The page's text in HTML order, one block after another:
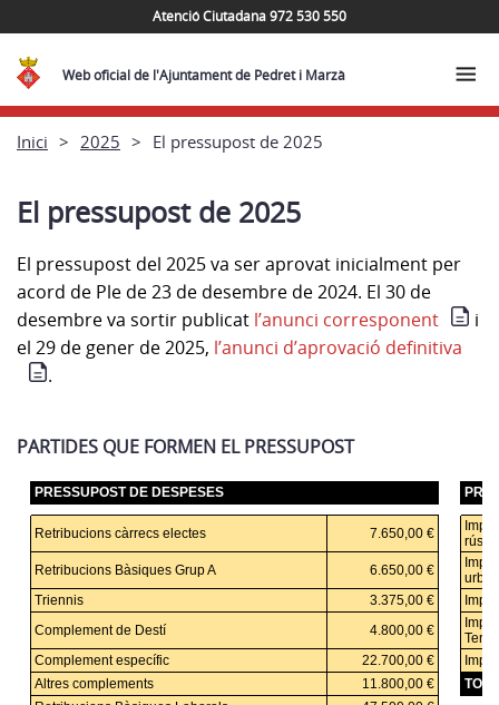
Atenció Ciutadana 972 530 550
Web oficial de l'Ajuntament de Pedret i Marzà
Inici 2025 El pressupost de 2025
El pressupost de 2025
El pressupost del 2025 va ser aprovat inicialment per
acord de Ple de 23 de desembre de 2024. El 30 de
desembre va sortir publicat l’anunci corresponent
i
el 29 de gener de 2025, l’anunci d’aprovació definitiva
.
PARTIDES QUE FORMEN EL PRESSUPOST